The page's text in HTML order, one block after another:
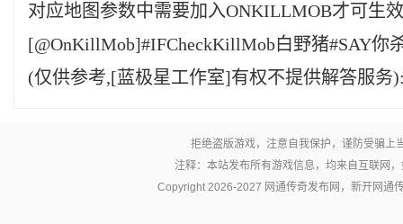
对应地图参数中需要加入ONKILLMOB才可生
[@OnKillMob]#IFCheckKillMob白野猪#SAY你
(仅供参考,[蓝极星工作室]有权不提供解答服
拒绝盗版游戏，注意自我保护，谨防受骗上
注释：本站发布所有游戏信息，均来自互联网
Copyright 2026-2027 网通传奇发布网，新开网通